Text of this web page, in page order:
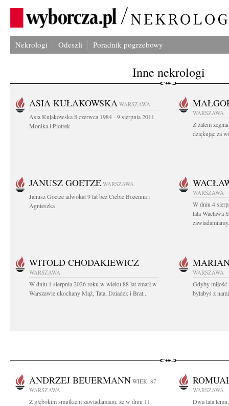
Nekrologi Odeszli Poradnik pogrzebowy
Inne nekrologi
ASIA KUŁAKOWSKA WARSZAWA
Asia Kułakowska 8 czerwca 1984 - 9 sierpnia 2011
Monika i Piotrek
WARSZAWA
Z żalem
dziękując za
JANUSZ GOETZE WARSZAWA
Janusz Goetze adwokat 9 lat bez Ciebie Bożenna i
Agnieszka
WARSZAWA
W dniu 4
lata Wacława
WITOLD CHODAKIEWICZ
WARSZAWA
W dniu 1 sierpnia 2026 roku w wieku 88 lat zmarł w
Warszawie ukochany Mąż, Tata, Dziadek i Brat...
WARSZAWA
Gdyby miłość
byłabyś z
ANDRZEJ BEUERMANN WIEK: 87
WARSZAWA
Z głębokim smutkiem zawiadamiam, że w dniu 11
WARSZAWA
Dwa lata